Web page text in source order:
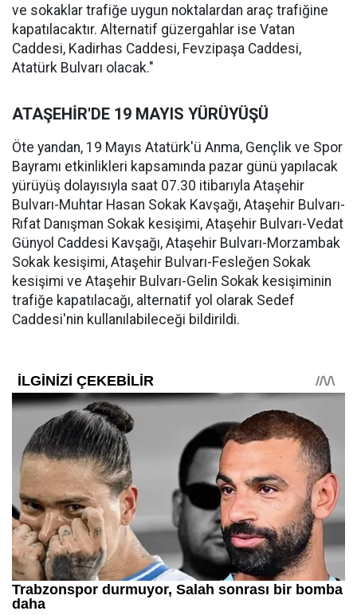
ve sokaklar trafiğe uygun noktalardan araç trafiğine
kapatılacaktır. Alternatif güzergahlar ise Vatan
Caddesi, Kadirhas Caddesi, Fevzipaşa Caddesi,
Atatürk Bulvarı olacak."
ATAŞEHİR'DE 19 MAYIS YÜRÜYÜŞÜ
Öte yandan, 19 Mayıs Atatürk'ü Anma, Gençlik ve Spor
Bayramı etkinlikleri kapsamında pazar günü yapılacak
yürüyüş dolayısıyla saat 07.30 itibarıyla Ataşehir
Bulvarı-Muhtar Hasan Sokak Kavşağı, Ataşehir Bulvarı-
Rıfat Danışman Sokak kesişimi, Ataşehir Bulvarı-Vedat
Günyol Caddesi Kavşağı, Ataşehir Bulvarı-Morzambak
Sokak kesişimi, Ataşehir Bulvarı-Fesleğen Sokak
kesişimi ve Ataşehir Bulvarı-Gelin Sokak kesişiminin
trafiğe kapatılacağı, alternatif yol olarak Sedef
Caddesi'nin kullanılabileceği bildirildi.